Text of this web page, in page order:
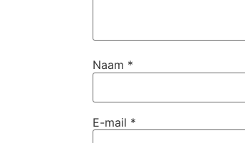
Naam *
E-mail *